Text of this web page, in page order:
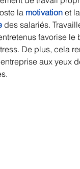
la motivation et la
des salariés.
favorise le
De plus, cela
aux yeux